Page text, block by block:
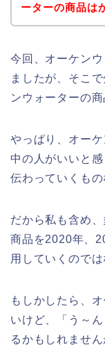
ーターの商品は
今回、オーケン
ましたが、そこ
ンウォーターの
やっぱり、オー
中の人がいいと
伝わっていくも
だから私も含め
商品を2020年、
用していくので
もしかしたら、
いけど、「う～
るかもしれません